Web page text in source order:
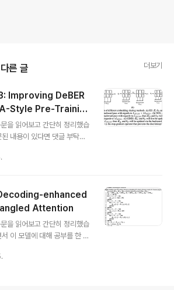
른 글 더보기
Improving DeBER
Style Pre-Trainin
Embed
을 읽어보고 간단히 정리했습
내용이 있다면 댓글 부탁드
의 MLM을 RTD로 대체
한 모델 DeBERTa는 relativ
는 disentangled attention
영하는 enhanced mask d
로 내세웠습니다. 본 논문에
enhanced
Attention
을 읽어보고 간단히 정리했습
이 모델에 대해 공부를 한 번
도 얼른 공부를 해야 될 것 같